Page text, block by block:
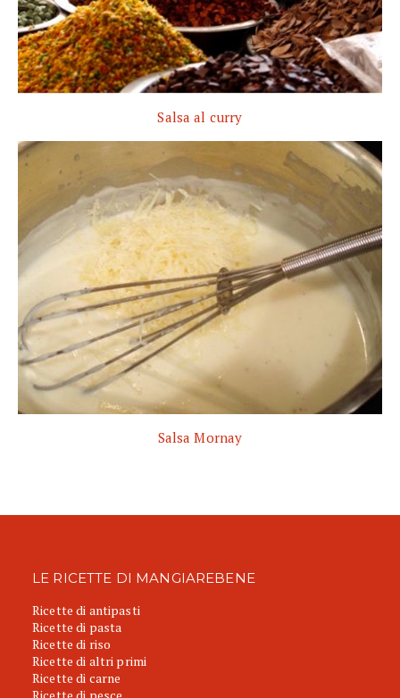
Salsa al curry
Salsa Mornay
LE RICETTE DI MANGIAREBENE
Ricette di antipasti
Ricette di pasta
Ricette di riso
Ricette di altri primi
Ricette di carne